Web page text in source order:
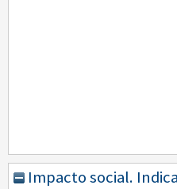
Impacto social.